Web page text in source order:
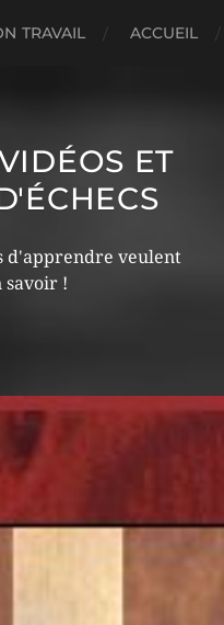
TRAVAIL ACCUEIL
ET
d'apprendre veulent
savoir !